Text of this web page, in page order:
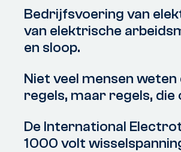
Bedrijfsvoering van
van elektrische
en sloop.
Niet veel mensen
regels, maar regels,
De International
1000 volt